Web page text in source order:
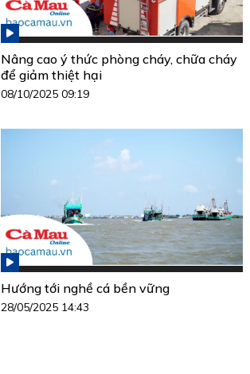
Nâng cao ý thức phòng cháy, chữa cháy
để giảm thiệt hại
08/10/2025 09:19
Hướng tới nghề cá bền vững
28/05/2025 14:43